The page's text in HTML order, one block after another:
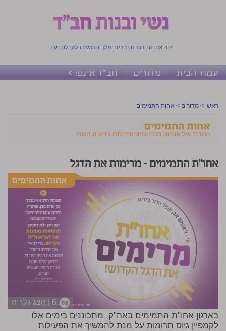
יחי אדוננו מורנו ורבינו מלך המשיח לעולם ועד
עמוד הבית מדורים חב"ד אינפו >
ראשי > מדורים > אחות התמימים
אחו"ת התמימים – מרימות את הדגל
6 | הצג גלריה
בארגון אחו"ת התמימים באה"ק, מתכוננים בימים אלו
לקמפיין גיוס תרומות על מנת להמשיך את הפעילות